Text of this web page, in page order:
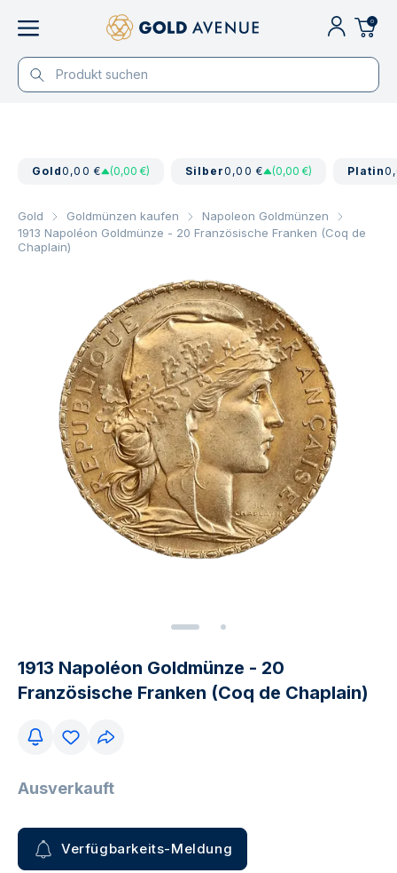
0
Gold0,00 € (0,00 €) Silber0,00 € (0,00 €) Platin
Gold Goldmünzen kaufen
Napoleon Goldmünzen
1913 Napoléon Goldmünze - 20 Französische Franken (Coq de
Chaplain)
1913 Napoléon Goldmünze - 20
Französische Franken (Coq de Chaplain)
Ausverkauft
Verfügbarkeits-Meldung